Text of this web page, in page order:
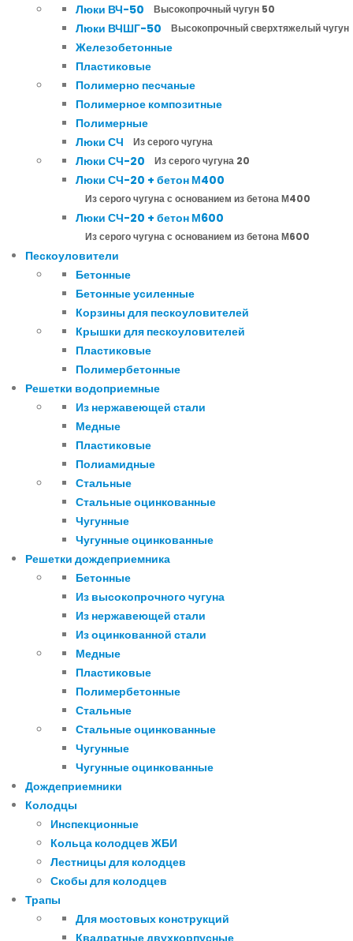
Люки ВЧ-50
Высокопрочный чугун 50
Люки ВЧШГ-50 Высокопрочный сверхтяжелый чугун
Железобетонные
Пластиковые
Полимерно песчаные
Полимерное композитные
Полимерные
Люки СЧ
Из серого чугуна
Люки СЧ-20 Из серого чугуна 20
Люки СЧ-20 + бетон М400
Из серого чугуна с основанием из бетона М400
Люки СЧ-20 + бетон М600
Из серого чугуна с основанием из бетона М600
Пескоуловители
Бетонные
Бетонные усиленные
Корзины для пескоуловителей
Крышки для пескоуловителей
Пластиковые
Полимербетонные
Решетки водоприемные
Из нержавеющей стали
Медные
Пластиковые
Полиамидные
Стальные
Стальные оцинкованные
Чугунные
Чугунные оцинкованные
Решетки дождеприемника
Бетонные
Из высокопрочного чугуна
Из нержавеющей стали
Из оцинкованной стали
Медные
Пластиковые
Полимербетонные
Стальные
Стальные оцинкованные
Чугунные
Чугунные оцинкованные
Дождеприемники
Колодцы
Инспекционные
Кольца колодцев ЖБИ
Лестницы для колодцев
Скобы для колодцев
Трапы
Для мостовых конструкций